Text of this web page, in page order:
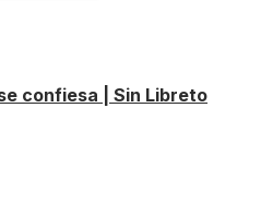
confiesa | Sin Libreto